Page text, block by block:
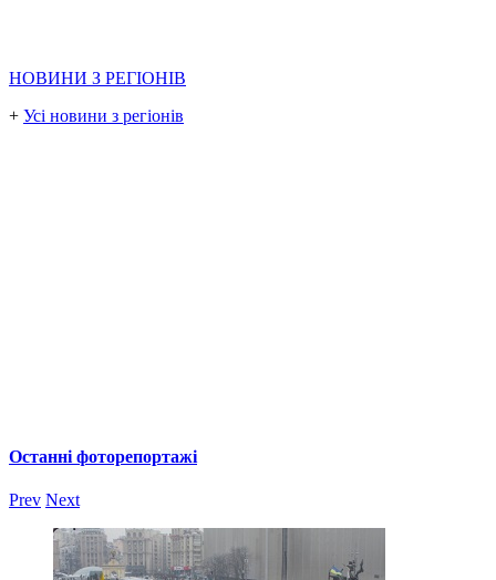
НОВИНИ З РЕГІОНІВ
+ Усі новини з регіонів
Останні фоторепортажі
Prev Next